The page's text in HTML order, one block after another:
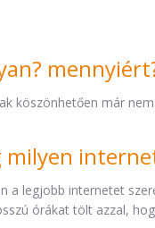
köszönhetően már
a legjobb internetet
órákat tölt azzal,